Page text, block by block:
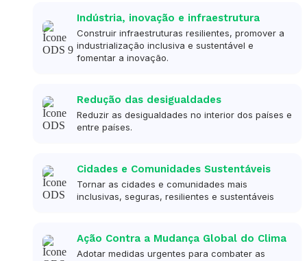
Indústria, inovação e infraestrutura
Construir infraestruturas resilientes, promover a
industrialização inclusiva e sustentável e
fomentar a inovação.
Redução das desigualdades
Reduzir as desigualdades no interior dos países e
entre países.
Cidades e Comunidades Sustentáveis
Tornar as cidades e comunidades mais
inclusivas, seguras, resilientes e sustentáveis
Ação Contra a Mudança Global do Clima
Adotar medidas urgentes para combater as